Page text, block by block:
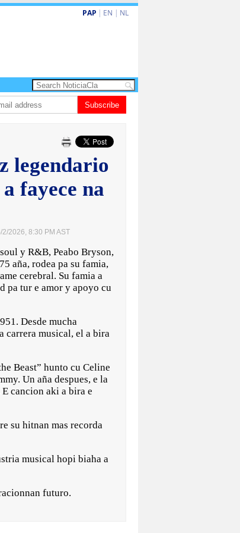
PAP | EN | NL
pa atende kehonan di ciudadano
Subscribe
legendario
fayece na
2/2026, 8:30 PM AST
y R&B, Peabo Bryson,
aña, rodea pa su famia,
cerebral. Su famia a
pa tur e amor y apoyo cu
Desde mucha
carrera musical, el a bira
Beast” hunto cu Celine
Un aña despues, e la
cancion aki a bira e
su hitnan mas recorda
musical hopi biaha a
futuro.